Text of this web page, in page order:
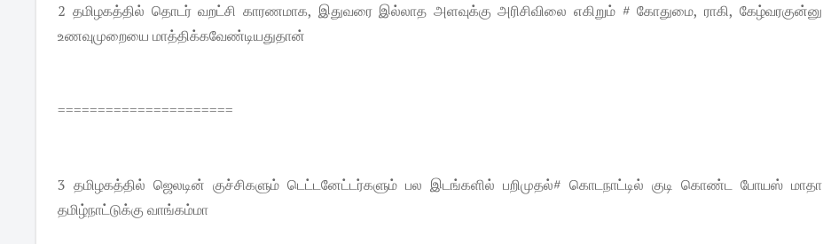
2 தமிழகத்தில் தொடர் வறட்சி காரணமாக, இதுவரை இல்லாத அளவுக்கு அரிசிவிலை எகிறும் # கோதுமை, ராகி, கேழ்வரகுன்னு
உணவுமுறையை மாத்திக்கவேண்டியதுதான்
======================
3 தமிழகத்தில் ஜெலடின் குச்சிகளும் டெட்டனேட்டர்களும் பல இடங்களில் பறிமுதல்# கொடநாட்டில் குடி கொண்ட போயஸ் மாதா
தமிழ்நாட்டுக்கு வாங்கம்மா